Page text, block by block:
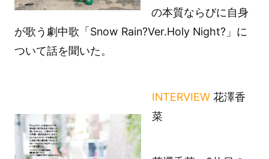
の本質ならびに自身
が歌う劇中歌「Snow Rain?Ver.Holy Night?」に
ついて話を聞いた。
INTERVIEW花澤香
菜